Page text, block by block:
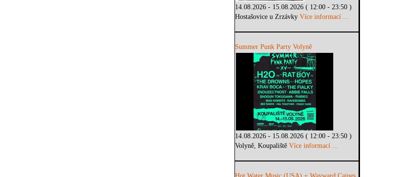
14.08.2026 - 15.08.2026 ( 12:00 - 23:50 )
Hostašovice u ZrzávkyVíce informací ...
Summer Punk Party Volyně
14.08.2026 - 15.08.2026 ( 12:00 - 23:50 )
Volyně, KoupalištěVíce informací ...